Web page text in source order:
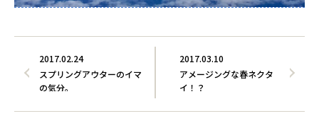
2017.03.10
アメージングな春ネクタ
イ！？
2017.02.24
スプリングアウターのイマ
の気分。